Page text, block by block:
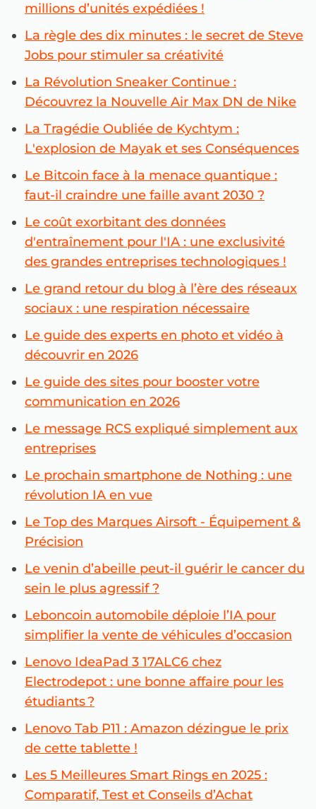
millions d’unités expédiées !
La règle des dix minutes : le secret de Steve
Jobs pour stimuler sa créativité
La Révolution Sneaker Continue :
Découvrez la Nouvelle Air Max DN de Nike
La Tragédie Oubliée de Kychtym :
L'explosion de Mayak et ses Conséquences
Le Bitcoin face à la menace quantique :
faut-il craindre une faille avant 2030 ?
Le coût exorbitant des données
d'entraînement pour l'IA : une exclusivité
des grandes entreprises technologiques !
Le grand retour du blog à l’ère des réseaux
sociaux : une respiration nécessaire
Le guide des experts en photo et vidéo à
découvrir en 2026
Le guide des sites pour booster votre
communication en 2026
Le message RCS expliqué simplement aux
entreprises
Le prochain smartphone de Nothing : une
révolution IA en vue
Le Top des Marques Airsoft - Équipement &
Précision
Le venin d’abeille peut-il guérir le cancer du
sein le plus agressif ?
Leboncoin automobile déploie l’IA pour
simplifier la vente de véhicules d’occasion
Lenovo IdeaPad 3 17ALC6 chez
Electrodepot : une bonne affaire pour les
étudiants ?
Lenovo Tab P11 : Amazon dézingue le prix
de cette tablette !
Les 5 Meilleures Smart Rings en 2025 :
Comparatif, Test et Conseils d’Achat